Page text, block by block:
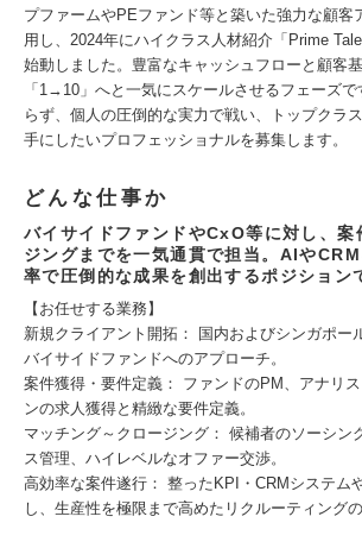
プファームやPEファンド等と築いた強力な顧客
用し、2024年にハイクラス人材紹介「Prime
始動しました。豊富なキャッシュフローと顧客
「1→10」へと一気にスケールさせるフェーズ
らず、個人の圧倒的な実力で戦い、トップクラ
手にしたいプロフェッショナルを募集します。
どんな仕事か
バイサイドファンドやCxO等に対し、案
ジングまでを一気通貫で担当。AIや
率で圧倒的な成果を創出するポジション
【お任せする業務】
新規クライアント開拓： 国内およびシンガポー
バイサイドファンドへのアプローチ。
案件獲得・要件定義： ファンドのPM、アナリ
ンの求人獲得と精緻な要件定義。
マッチング～クロージング： 候補者のソーシン
ス管理、ハイレベルなオファー交渉。
高効率な案件遂行： 整ったKPI・CRMシステム
し、生産性を極限まで高めたリクルーティングの